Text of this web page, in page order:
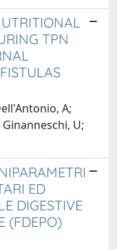
TPN
A;
U;
ED
DIGESTIVE
(FDEPO)